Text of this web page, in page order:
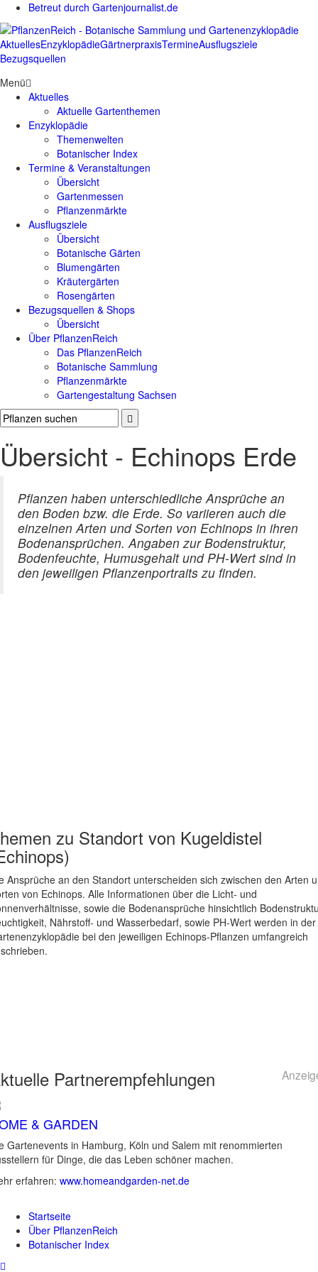
Betreut durch Gartenjournalist.de
AktuellesEnzyklopädieGärtnerpraxisTermineAusflugsziele
Bezugsquellen
Menü
Aktuelles
Aktuelle Gartenthemen
Enzyklopädie
Themenwelten
Botanischer Index
Termine & Veranstaltungen
Übersicht
Gartenmessen
Pflanzenmärkte
Ausflugsziele
Übersicht
Botanische Gärten
Blumengärten
Kräutergärten
Rosengärten
Bezugsquellen & Shops
Übersicht
Über PflanzenReich
Das PflanzenReich
Botanische Sammlung
Pflanzenmärkte
Gartengestaltung Sachsen
Übersicht - Echinops Erde
Pflanzen haben unterschiedliche Ansprüche an
den Boden bzw. die Erde. So variieren auch die
einzelnen Arten und Sorten von Echinops in ihren
Bodenansprüchen. Angaben zur Bodenstruktur,
Bodenfeuchte, Humusgehalt und PH-Wert sind in
den jeweiligen Pflanzenportraits zu finden.
zu Standort von Kugeldistel
Ansprüche an den Standort unterscheiden sich zwischen den Arten
von Echinops. Alle Informationen über die Licht- und
sowie die Bodenansprüche hinsichtlich
Nährstoff- und Wasserbedarf, sowie PH-Wert werden in der
bei den jeweiligen Echinops-Pflanzen umfangreich
Partnerempfehlungen
& GARDEN
Gartenevents in Hamburg, Köln und Salem mit renommierten
für Dinge, die das Leben schöner machen.
erfahren: www.homeandgarden-net.de
Startseite
Über PflanzenReich
Botanischer Index